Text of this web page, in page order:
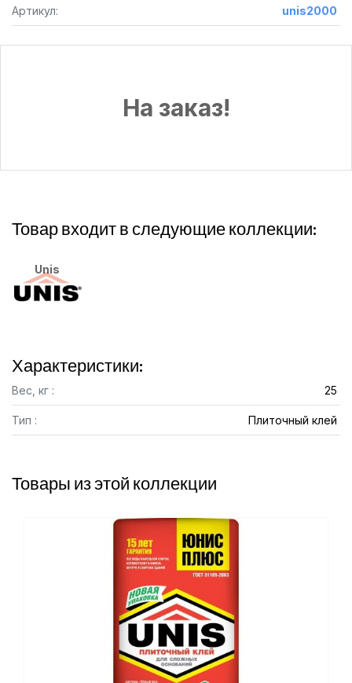
Артикул: unis2000
На заказ!
Товар входит в следующие коллекции:
Unis
Характеристики:
Вес, кг : 25
Тип : Плиточный клей
Товары из этой коллекции